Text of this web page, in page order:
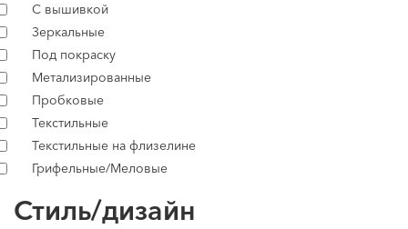
С вышивкой
Зеркальные
Под покраску
Метализированные
Пробковые
Текстильные
Текстильные на флизелине
Грифельные/Меловые
Стиль/дизайн